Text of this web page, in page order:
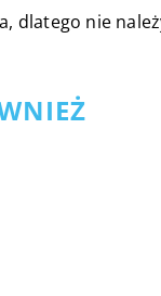
dlatego nie